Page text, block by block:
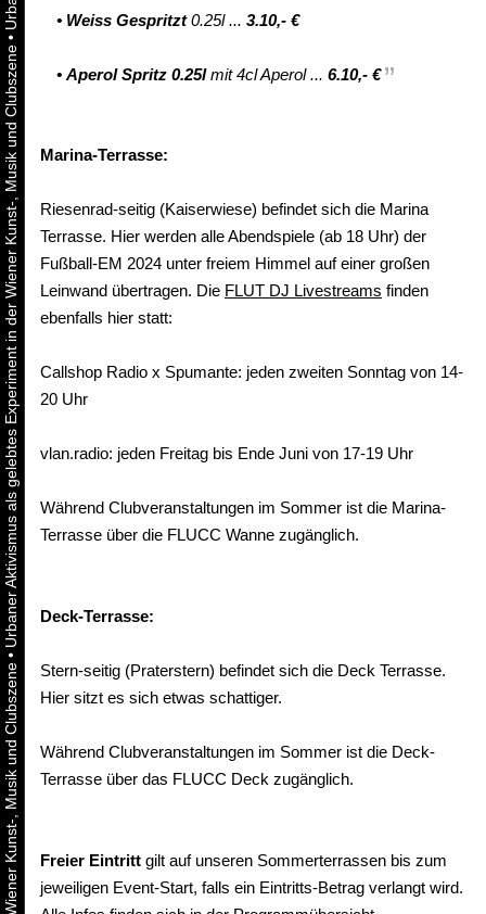
•
Urbaner Aktivismus als gelebtes Experiment in der Wiener Kunst-, Musik und Clubszene
•
• Weiss Gespritzt0.25l ... 3.10,- €
• Aperol Spritz 0.25lmit 4cl Aperol ... 6.10,- €
Marina-Terrasse:
Riesenrad-seitig (Kaiserwiese) befindet sich die Marina
Terrasse. Hier werden alle Abendspiele (ab 18 Uhr) der
Fußball-EM 2024 unter freiem Himmel auf einer großen
Leinwand übertragen. Die FLUT DJ Livestreams finden
ebenfalls hier statt:
Callshop Radio x Spumante: jeden zweiten Sonntag von 14-
20 Uhr
vlan.radio: jeden Freitag bis Ende Juni von 17-19 Uhr
Während Clubveranstaltungen im Sommer ist die Marina-
Terrasse über die FLUCC Wanne zugänglich.
Deck-Terrasse:
Stern-seitig (Praterstern) befindet sich die Deck Terrasse.
Hier sitzt es sich etwas schattiger.
Während Clubveranstaltungen im Sommer ist die Deck-
Terrasse über das FLUCC Deck zugänglich.
Freier Eintritt gilt auf unseren Sommerterrassen bis zum
jeweiligen Event-Start, falls ein Eintritts-Betrag verlangt wird.